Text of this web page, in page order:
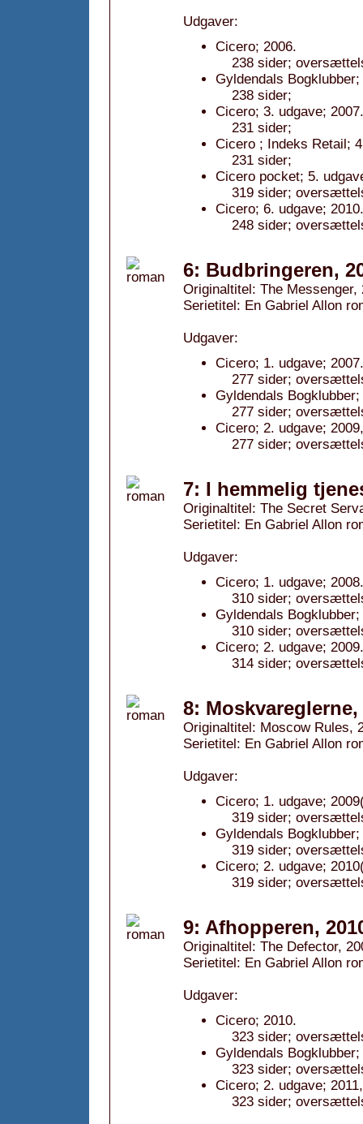
Udgaver:
Cicero; 2006.
238 sider;
Gyldendals
238 sider;
Cicero; 3. udgave; 2007.
231 sider;
Cicero ; Indeks Retail;
231 sider;
Cicero pocket; 5.
319 sider;
Cicero; 6. udgave; 2010.
248 sider;
6: Budbringeren,
Originaltitel: The Messenger,
Serietitel: En Gabriel Allon
Udgaver:
Cicero; 1. udgave; 2007.
277 sider;
Gyldendals
277 sider;
Cicero; 2. udgave;
277 sider;
7: I hemmelig
Originaltitel: The Secret
Serietitel: En Gabriel Allon
Udgaver:
Cicero; 1. udgave; 2008.
310 sider;
Gyldendals
310 sider;
Cicero; 2. udgave; 2009.
314 sider;
8: Moskvareglerne,
Originaltitel: Moscow Rules,
Serietitel: En Gabriel Allon
Udgaver:
Cicero; 1. udgave;
319 sider;
Gyldendals
319 sider;
Cicero; 2. udgave;
319 sider;
9: Afhopperen,
Originaltitel: The Defector,
Serietitel: En Gabriel Allon
Udgaver:
Cicero; 2010.
323 sider;
Gyldendals
323 sider;
Cicero; 2. udgave;
323 sider;